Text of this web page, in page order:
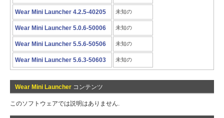
Wear Mini Launcher 4.2.5-40205 未知の
Wear Mini Launcher 5.0.6-50006 未知の
Wear Mini Launcher 5.5.6-50506 未知の
Wear Mini Launcher 5.6.3-50603 未知の
Wear Mini Launcher コンテンツ
このソフトウェアでは説明はありません.